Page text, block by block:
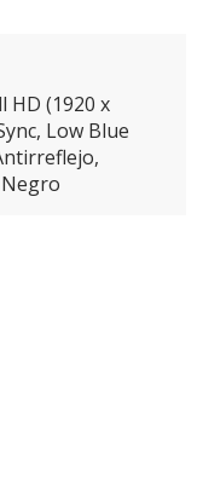
HD (1920 x
Low Blue